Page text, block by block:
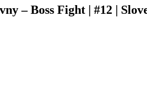
– Boss Fight | #12 |